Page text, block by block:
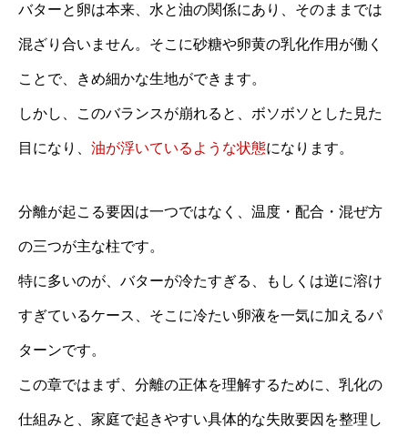
バターと卵は本来、水と油の関係にあり、そのままでは
混ざり合いません。そこに砂糖や卵黄の乳化作用が働く
ことで、きめ細かな生地ができます。
しかし、このバランスが崩れると、ボソボソとした見た
目になり、 油が浮いているような状態になります。
分離が起こる要因は一つではなく、温度・配合・混ぜ方
の三つが主な柱です。
特に多いのが、バターが冷たすぎる、もしくは逆に溶け
すぎているケース、そこに冷たい卵液を一気に加えるパ
ターンです。
この章ではまず、分離の正体を理解するために、乳化の
仕組みと、家庭で起きやすい具体的な失敗要因を整理し